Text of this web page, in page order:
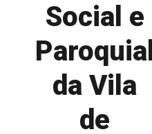
Social e
Paroquial
da Vila
de